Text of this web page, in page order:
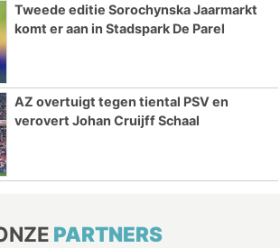
Tweede editie Sorochynska Jaarmarkt
komt er aan in Stadspark De Parel
AZ overtuigt tegen tiental PSV en
verovert Johan Cruijff Schaal
PARTNERS